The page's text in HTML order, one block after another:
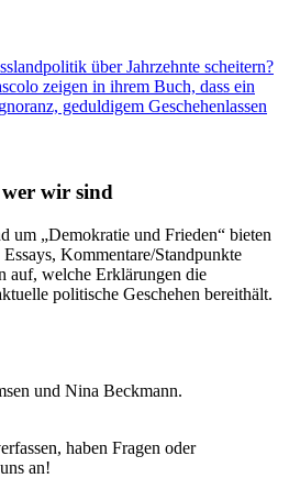
über Jahrzehnte scheitern?
zeigen in ihrem Buch, dass ein
geduldigem Geschehenlassen
wir sind
um „Demokratie und Frieden“ bieten
Kommentare/Standpunkte
auf, welche Erklärungen die
politische Geschehen bereithält.
und Nina Beckmann.
haben Fragen oder
an!